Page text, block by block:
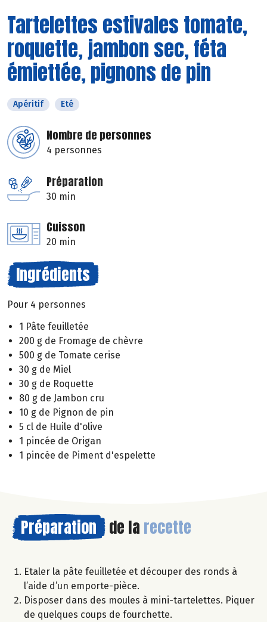
Tartelettes estivales tomate,
roquette, jambon sec, féta
émiettée, pignons de pin
Apéritif Eté
Nombre de personnes
4 personnes
Préparation
30 min
Cuisson
20 min
Ingrédients
Pour 4 personnes
1 Pâte feuilletée
200 g de Fromage de chèvre
500 g de Tomate cerise
30 g de Miel
30 g de Roquette
80 g de Jambon cru
10 g de Pignon de pin
5 cl de Huile d'olive
1 pincée de Origan
1 pincée de Piment d'espelette
Préparation de la recette
Etaler la pâte feuilletée et découper des ronds à
l’aide d’un emporte-pièce.
Disposer dans des moules à mini-tartelettes. Piquer
de quelques coups de fourchette.